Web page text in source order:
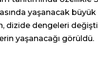
yaşanacak
dizide dengeleri
yaşanacağı görüldü.